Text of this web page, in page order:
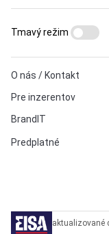
O nás / Kontakt
Pre inzerentov
BrandIT
Predplatné
Tmavý režim
aktualizované